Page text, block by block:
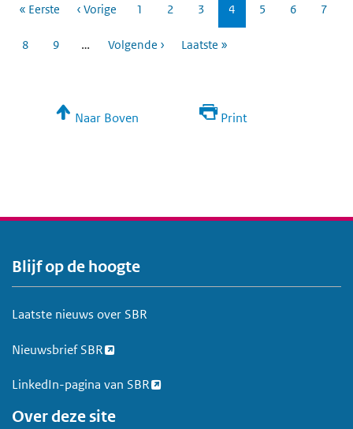
« Eerste ‹ Vorige Pagina
1 Pagina
2 Pagina
3
Huidige
pagina
4 Pagina
5 Pagina
6 7
Pagina
8 Pagina
9 … Volgende › Laatste »
Naar Boven Print
V
o
e
Blijf op de hoogte
Laatste nieuws over SBR
Nieuwsbrief SBR
LinkedIn-pagina van SBR
Over deze site